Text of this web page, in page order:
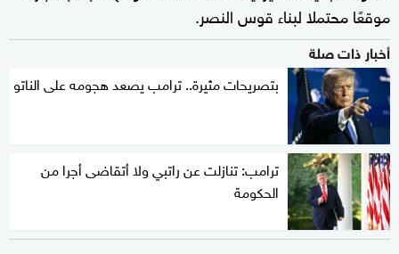
موقعًا محتملا لبناء قوس النصر.
أخبار ذات صلة
بتصريحات مثيرة.. ترامب يصعد هجومه على الناتو
ترامب: تنازلت عن راتبي ولا أتقاضى أجرا من
الحكومة